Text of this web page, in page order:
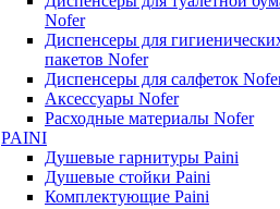
Nofer
Диспенсеры для
пакетов Nofer
Диспенсеры для салфеток
Аксессуары Nofer
Расходные материалы Nofer
PAINI
Душевые гарнитуры Paini
Душевые стойки Paini
Комплектующие Paini